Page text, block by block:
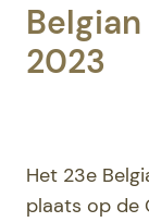
2023
Het 23e
plaats op de